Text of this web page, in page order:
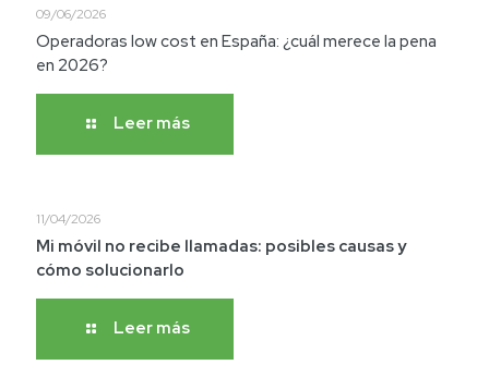
09/06/2026
Operadoras low cost en España: ¿cuál merece la pena
en 2026?
Leer más
11/04/2026
Mi móvil no recibe llamadas: posibles causas y
cómo solucionarlo
Leer más